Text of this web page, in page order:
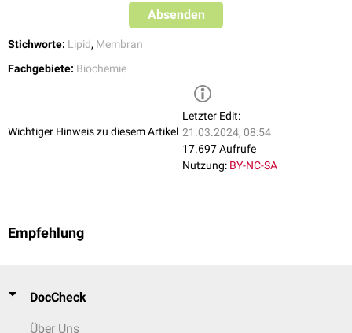
Absenden
Stichworte: Lipid, Membran
Fachgebiete: Biochemie
Wichtiger Hinweis zu diesem Artikel
Letzter Edit:
21.03.2024, 08:54
17.697 Aufrufe
Nutzung: BY-NC-SA
Empfehlung
DocCheck
Über Uns